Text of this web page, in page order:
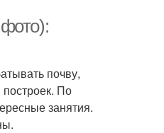
почву,
По
занятия.